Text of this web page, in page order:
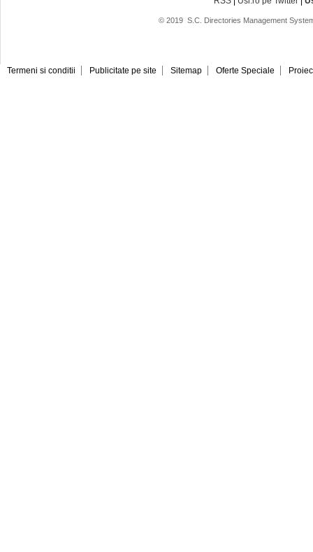
© 2019 S.C. Directories Management
Termeni si conditii Publicitate pe site Sitemap Oferte Speciale